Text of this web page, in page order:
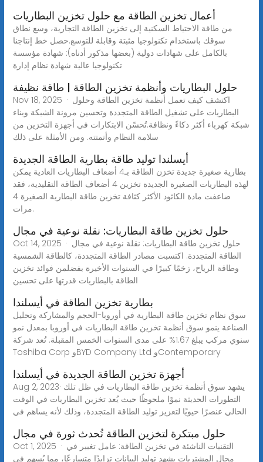
أعمال تخزين الطاقة مع حلول تخزين البطاريات
من طاقة الاحتياط السكنية إلى تخزين الطاقة التجارية، وسع نطاق
سوقك باستخدام تكنولوجيا مثبتة وقابلة للتوسع.حصل خط إنتاجنا
بالكامل على شهادات دولية (بعضها مذكور أدناه): شهادة مؤسسة
تكنولوجيا عالية شهادة نظام إدارة
حلول البطاريات وأنظمة تخزين الطاقة | طاقة نظيفة
Nov 18, 2025 · اكتشف كيف تعمل أنظمة تخزين الطاقة وحلول
البطاريات على تشغيل الطاقة المتجددة وتحسين مرونة الشبكة وبناء
شبكة كهرباء أكثر ذكاءً ونظافة.تُحسّن الابتكارات في أجهزة التخزين من
سلامة النظام وأتمتته. ومن الأمثلة على ذلك
أيسلندا توليد طاقة بطارية الطاقة الجديدة
بطارية صغيرة جديدة تخزن الطاقة بـ4 أضعاف البطاريات العادية يمكن
لهذه البطاريات الصغيرة الجديدة تخزين 4 أضعاف الطاقة التقليدية، فقد
ضاعفت مادة الكاثود الأكثر كثافة تخزين طاقة البطارية الصغيرة 4
مرات.
حلول تخزين طاقة البطاريات: نقلة نوعية في مجال
Oct 14, 2025 · حلول تخزين طاقة البطاريات: نقلة نوعية في مجال
الطاقة المتجددة. اكتسبت مصادر الطاقة المتجددة، كالطاقة الشمسية
وطاقة الرياح، زخمًا كبيرًا في السنوات الأخيرة بفضلمن فوائد تخزين
الطاقة بالبطاريات قدرتها على تحسين
بطارية تخزين الطاقة في أيسلندا
سوق نظام تخزين طاقة البطارية في أوروبا-الحجم والمشاركة وتحليل
الصناعة ينمو سوق أنظمة تخزين طاقة البطاريات في أوروبا بمعدل نمو
سنوي مركب يبلغ 1.67% على مدى السنوات الخمس المقبلة. تُعد شركة
Toshiba Corp وBYD Company Ltd وContemporary
أجهزة تخزين الطاقة الجديدة في أيسلندا
Aug 2, 2023· يشهد سوق أنظمة تخزين طاقة البطاريات في ظل تلك
التطورات الحديثة نموًا ملحوظًا حيث يُعد تخزين البطاريات في الوقت
الحالي عنصرًا حيويًا لتعزيز توليد الطاقة المتجددة، وذلك لأنه يساهم في
حلول مبتكرة لتخزين الطاقة تُحدث ثورة في مجال
Oct 1, 2025 · التقنيات الناشئة في تخزين الطاقة: عامل تغيير في
مجال المشتريات يشهد توليد البيانات تزايدًا متسارعًا، مما يُسهم في